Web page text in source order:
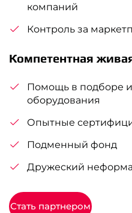
компаний
Контроль за
Компетентная
Помощь в подборе
оборудования
Опытные
Подменный фонд
Дружеский
Стать партнером